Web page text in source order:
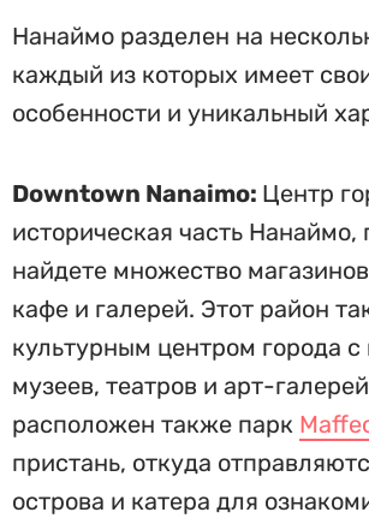
Нанаймо разделен на
каждый из которых имеет
особенности и уникальный
Downtown Nanaimo: Центр
историческая часть Нанаймо,
найдете множество
кафе и галерей. Этот район
культурным центром города
музеев, театров и арт-
расположен также парк
пристань, откуда
острова и катера для